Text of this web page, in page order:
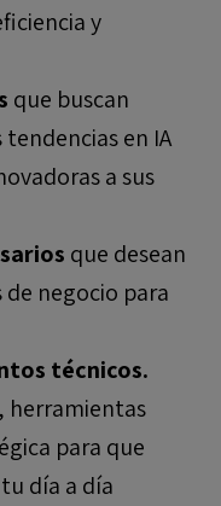
y
que buscan
en IA
a sus
que desean
negocio para
técnicos.
herramientas
para que
día a día